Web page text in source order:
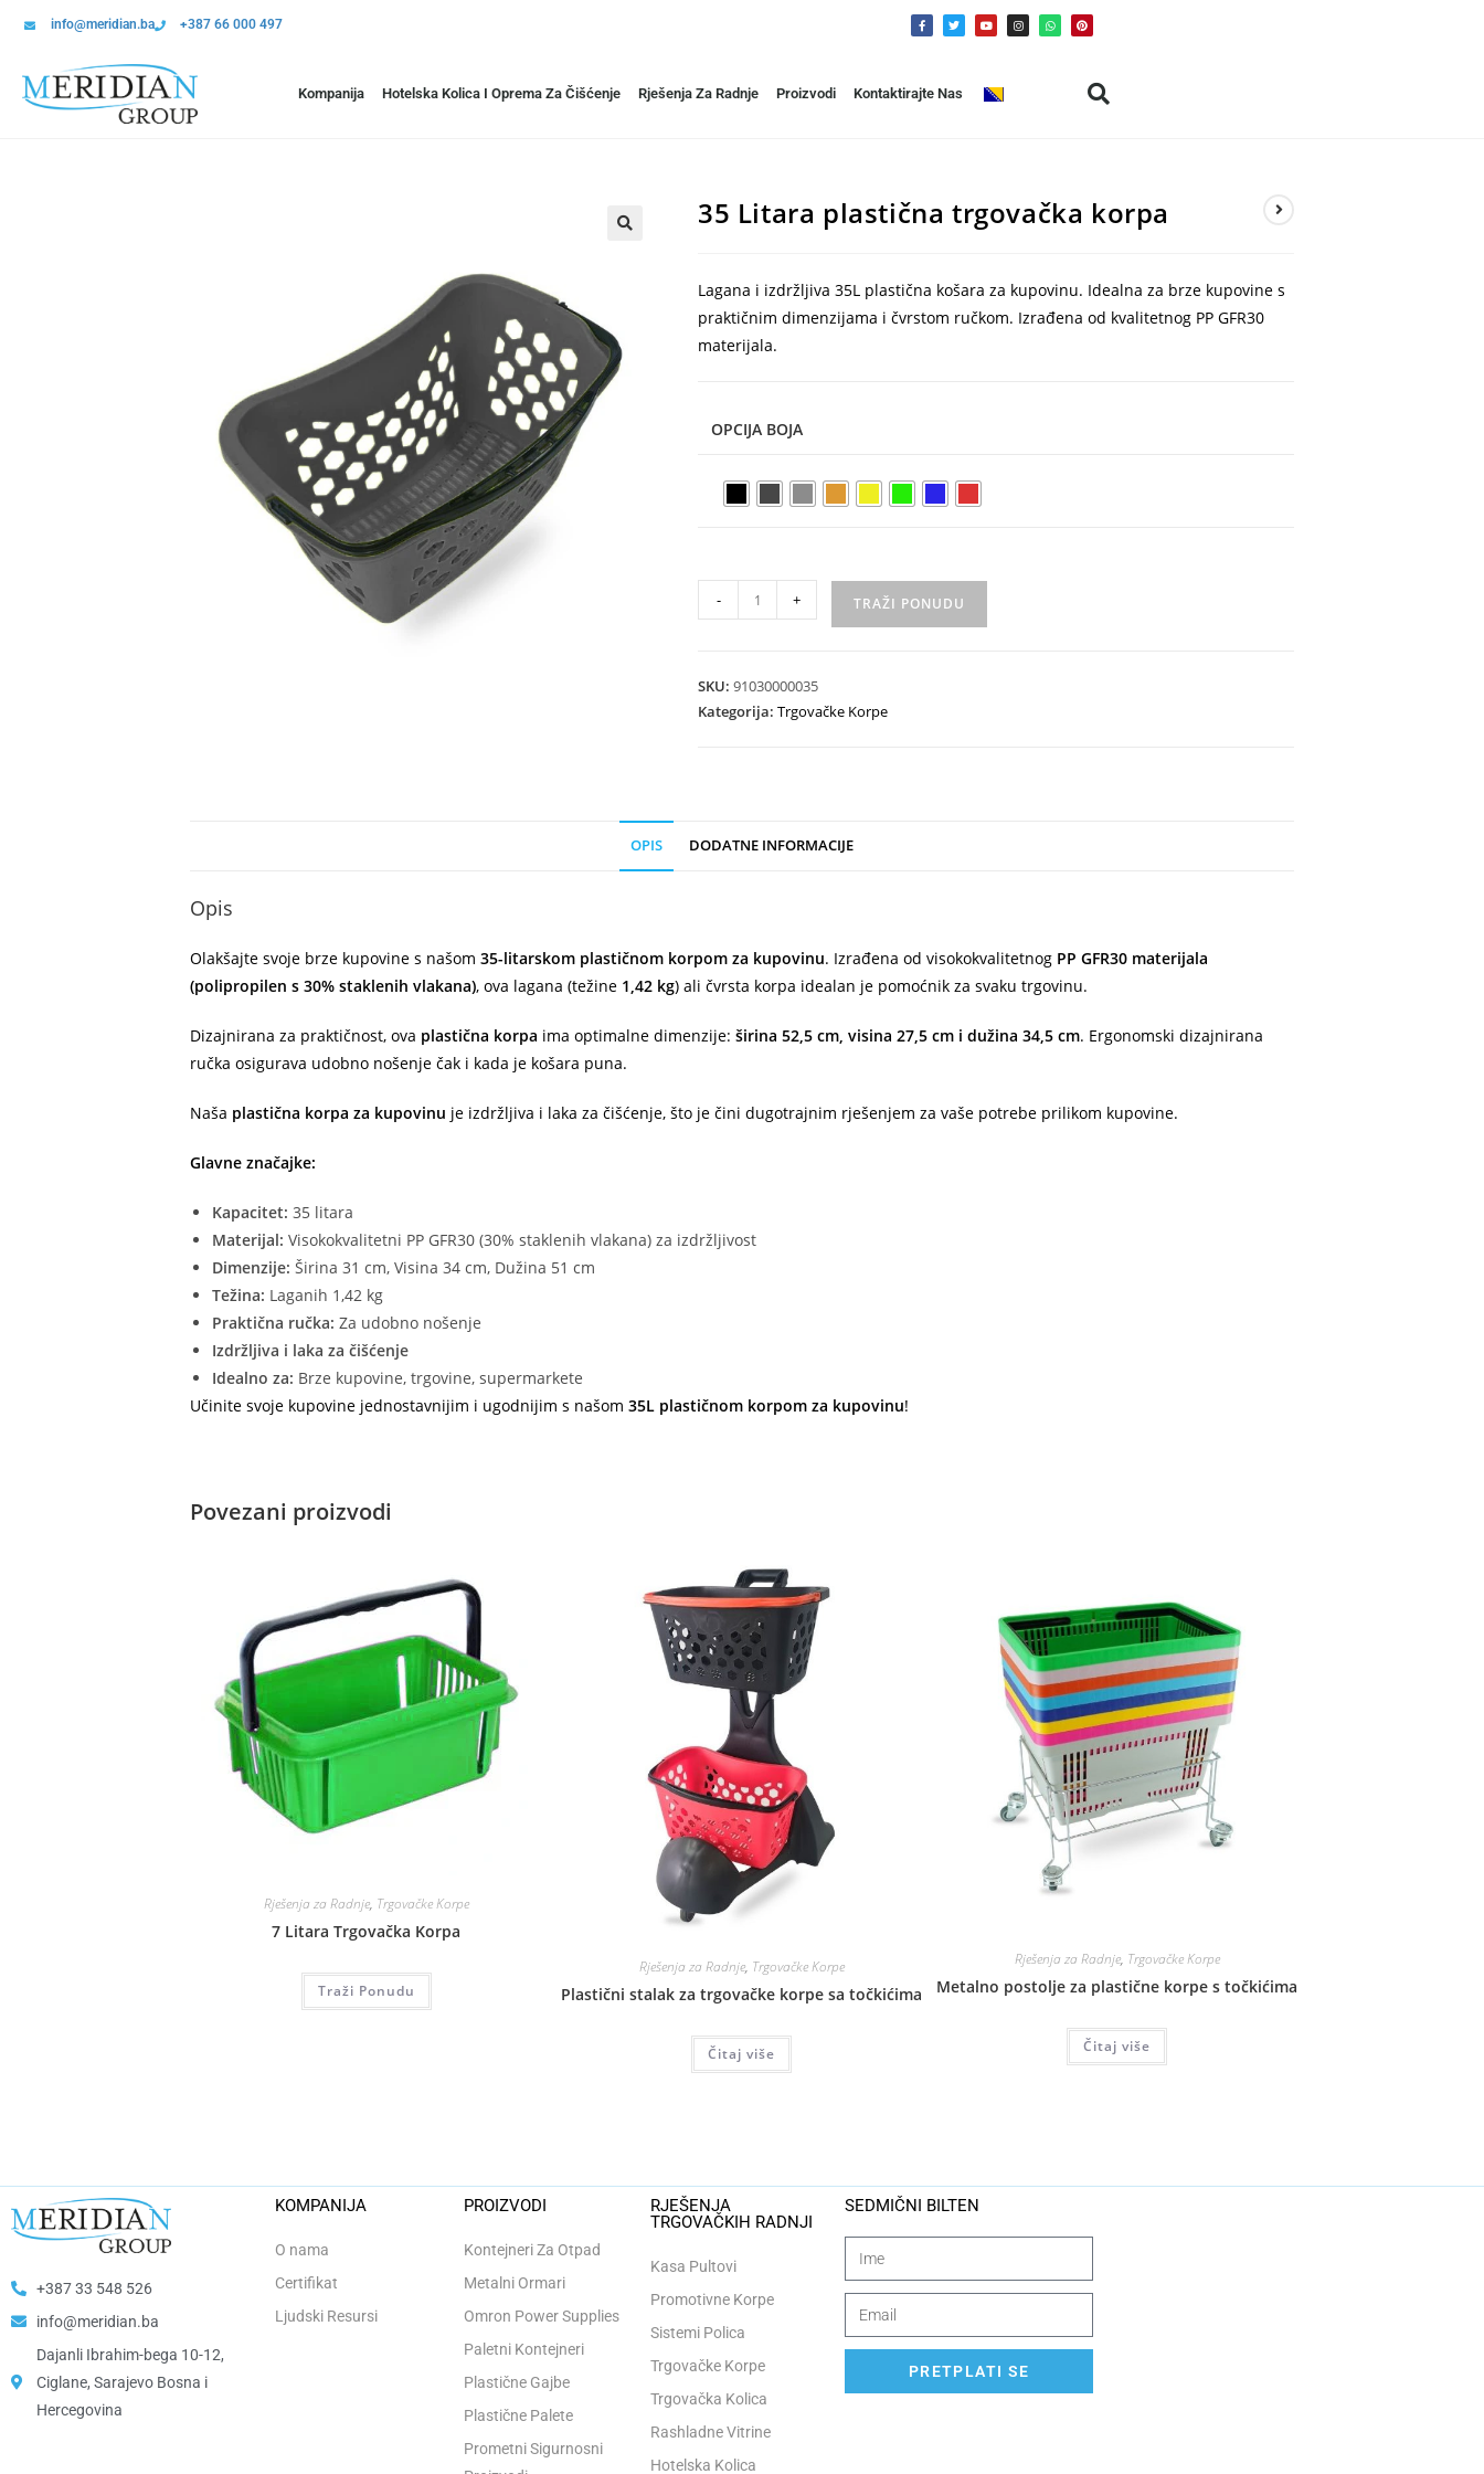
info@meridian.ba +387 66 000 497
Kompanija Hotelska Kolica I Oprema Za Čišćenje Rješenja Za Radnje Proizvodi Kontaktirajte Nas
35 Litara plastična trgovačka korpa
Lagana i izdržljiva 35L plastična košara za kupovinu. Idealna za brze kupovine s
praktičnim dimenzijama i čvrstom ručkom. Izrađena od kvalitetnog PP GFR30
materijala.
OPCIJA BOJA
- + TRAŽI PONUDU
SKU: 91030000035
Kategorija: Trgovačke Korpe
OPIS DODATNE INFORMACIJE
Opis
Olakšajte svoje brze kupovine s našom 35-litarskom plastičnom korpom za kupovinu. Izrađena od visokokvalitetnog PP GFR30 materijala
(polipropilen s 30% staklenih vlakana), ova lagana (težine 1,42 kg) ali čvrsta korpa idealan je pomoćnik za svaku trgovinu.
Dizajnirana za praktičnost, ova plastična korpa ima optimalne dimenzije: širina 52,5 cm, visina 27,5 cm i dužina 34,5 cm. Ergonomski dizajnirana
ručka osigurava udobno nošenje čak i kada je košara puna.
Naša plastična korpa za kupovinu je izdržljiva i laka za čišćenje, što je čini dugotrajnim rješenjem za vaše potrebe prilikom kupovine.
Glavne značajke:
Kapacitet: 35 litara
Materijal: Visokokvalitetni PP GFR30 (30% staklenih vlakana) za izdržljivost
Dimenzije: Širina 31 cm, Visina 34 cm, Dužina 51 cm
Težina: Laganih 1,42 kg
Praktična ručka: Za udobno nošenje
Izdržljiva i laka za čišćenje
Idealno za: Brze kupovine, trgovine, supermarkete
Učinite svoje kupovine jednostavnijim i ugodnijim s našom 35L plastičnom korpom za kupovinu!
Povezani proizvodi
Rješenja za Radnje, Trgovačke Korpe
7 Litara Trgovačka Korpa
Traži Ponudu
Rješenja za Radnje, Trgovačke Korpe
Plastični stalak za trgovačke korpe sa točkićima
Čitaj više
Rješenja za Radnje, Trgovačke Korpe
Metalno postolje za plastične korpe s točkićima
Čitaj više
+387 33 548 526
info@meridian.ba
Dajanli Ibrahim-bega 10-12,
Ciglane, Sarajevo Bosna i
Hercegovina​
KOMPANIJA
O nama
Certifikat
Ljudski Resursi
PROIZVODI
Kontejneri Za Otpad
Metalni Ormari
Omron Power Supplies
Paletni Kontejneri
Plastične Gajbe
Plastične Palete
Prometni Sigurnosni
RJEŠENJA
TRGOVAČKIH RADNJI
Kasa Pultovi
Promotivne Korpe
Sistemi Polica
Trgovačke Korpe
Trgovačka Kolica
Rashladne Vitrine
Hotelska Kolica
SEDMIČNI BILTEN
PRETPLATI SE